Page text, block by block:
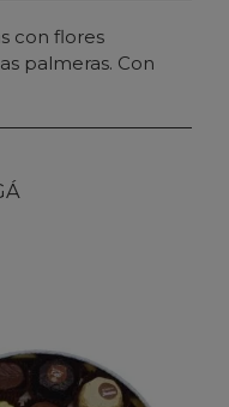
con flores
palmeras. Con